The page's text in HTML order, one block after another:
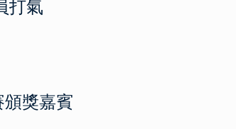
打氣
獎嘉賓